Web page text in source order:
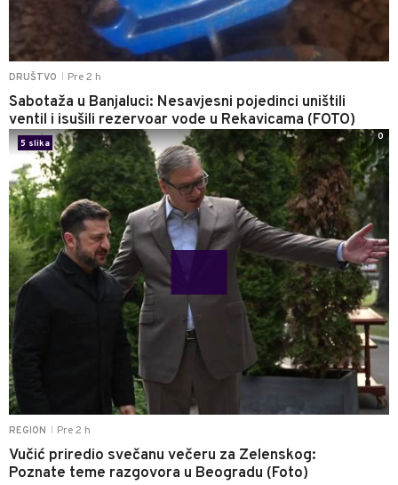
DRUŠTVO Pre 2 h
Sabotaža u Banjaluci: Nesavjesni pojedinci uništili
ventil i isušili rezervoar vode u Rekavicama (FOTO)
REGION Pre 2 h
Vučić priredio svečanu večeru za Zelenskog:
Poznate teme razgovora u Beogradu (Foto)
5 slika
0